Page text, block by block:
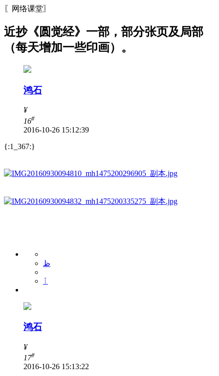
〖网络课堂〗
近抄《圆觉经》一部，部分张页及局部
（每天增加一些印画）。
鸿石
¥
16#
2016-10-26 15:12:39
{:1_367:}
ظ
ٱ
鸿石
¥
17#
2016-10-26 15:13:22